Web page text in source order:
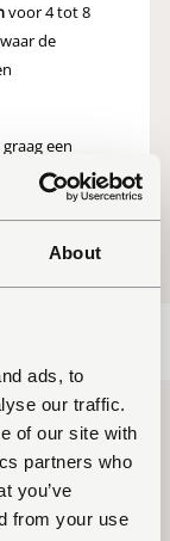
About
ads, to
our traffic.
of our site with
partners who
you’ve
from your use
voor 4 tot 8
de
een
in de
luxe
locaties
het
spelen in de